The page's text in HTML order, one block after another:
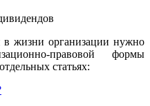
в жизни организации нужно
правовой формы
статьях: